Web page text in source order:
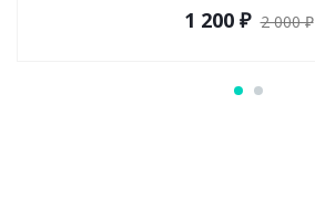
1 200 ₽ 2 000 ₽